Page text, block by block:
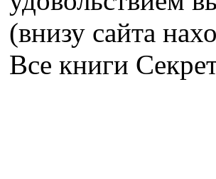
(внизу сайта
Все книги